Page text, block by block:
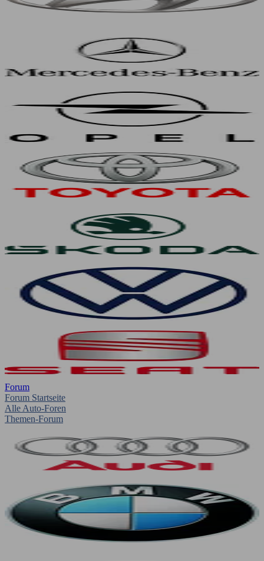
Forum
Forum Startseite
Alle Auto-Foren
Themen-Forum